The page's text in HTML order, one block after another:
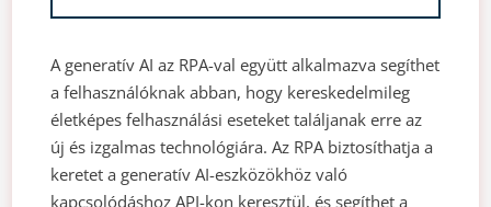
A generatív AI az RPA-val együtt alkalmazva segíthet
a felhasználóknak abban, hogy kereskedelmileg
életképes felhasználási eseteket találjanak erre az
új és izgalmas technológiára. Az RPA biztosíthatja a
keretet a generatív AI-eszközökhöz való
kapcsolódáshoz API-kon keresztül, és segíthet a